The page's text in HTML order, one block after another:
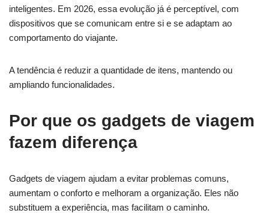
inteligentes. Em 2026, essa evolução já é perceptível, com
dispositivos que se comunicam entre si e se adaptam ao
comportamento do viajante.
A tendência é reduzir a quantidade de itens, mantendo ou
ampliando funcionalidades.
Por que os gadgets de viagem
fazem diferença
Gadgets de viagem ajudam a evitar problemas comuns,
aumentam o conforto e melhoram a organização. Eles não
substituem a experiência, mas facilitam o caminho.